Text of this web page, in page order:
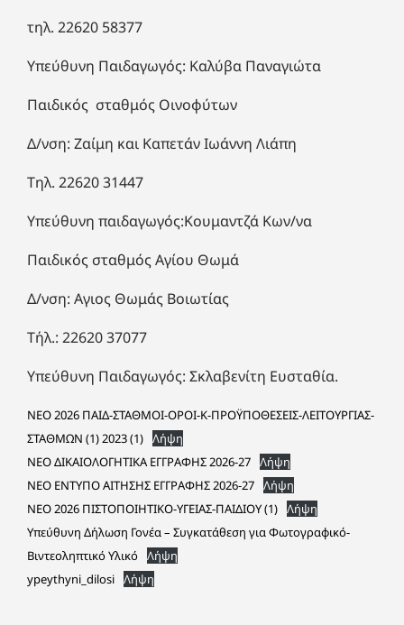
τηλ. 22620 58377
Υπεύθυνη Παιδαγωγός: Καλύβα Παναγιώτα
Παιδικός σταθμός Οινοφύτων
Δ/νση: Ζαίμη και Καπετάν Ιωάννη Λιάπη
Τηλ. 22620 31447
Υπεύθυνη παιδαγωγός:Κουμαντζά Κων/να
Παιδικός σταθμός Αγίου Θωμά
Δ/νση: Αγιος Θωμάς Βοιωτίας
Τήλ.: 22620 37077
Υπεύθυνη Παιδαγωγός: Σκλαβενίτη Ευσταθία.
ΝΕΟ 2026 ΠΑΙΔ-ΣΤΑΘΜΟΙ-ΟΡΟΙ-Κ-ΠΡΟΫΠΟΘΕΣΕΙΣ-ΛΕΙΤΟΥΡΓΙΑΣ-
ΣΤΑΘΜΩΝ (1) 2023 (1) Λήψη
ΝΕΟ ΔΙΚΑΙΟΛΟΓΗΤΙΚΑ ΕΓΓΡΑΦΗΣ 2026-27 Λήψη
ΝΕΟ ΕΝΤΥΠΟ ΑΙΤΗΣΗΣ ΕΓΓΡΑΦΗΣ 2026-27 Λήψη
ΝΕΟ 2026 ΠΙΣΤΟΠΟΙΗΤΙΚΟ-ΥΓΕΙΑΣ-ΠΑΙΔΙΟΥ (1) Λήψη
Υπεύθυνη Δήλωση Γονέα – Συγκατάθεση για Φωτογραφικό-
Βιντεοληπτικό Υλικό Λήψη
ypeythyni_dilosi Λήψη